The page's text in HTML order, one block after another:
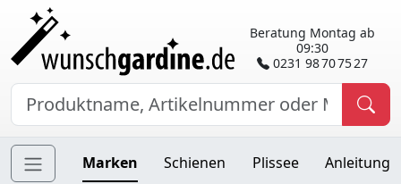
Beratung Montag ab
09:30
0231 98 70 75 27
Marken Schienen Plissee Anleitung